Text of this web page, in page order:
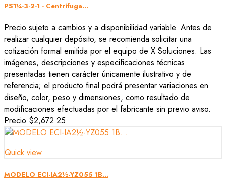
PS1¼-3-2-1 - Centrífuga...
Precio sujeto a cambios y a disponibilidad variable. Antes de
realizar cualquier depósito, se recomienda solicitar una
cotización formal emitida por el equipo de X Soluciones. Las
imágenes, descripciones y especificaciones técnicas
presentadas tienen carácter únicamente ilustrativo y de
referencia; el producto final podrá presentar variaciones en
diseño, color, peso y dimensiones, como resultado de
modificaciones efectuadas por el fabricante sin previo aviso.
Precio $2,672.25
Quick view
MODELO ECI-IA2½-YZ055 1B...